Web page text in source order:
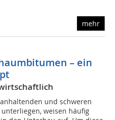
mehr
– ein
und schweren
weisen häufig